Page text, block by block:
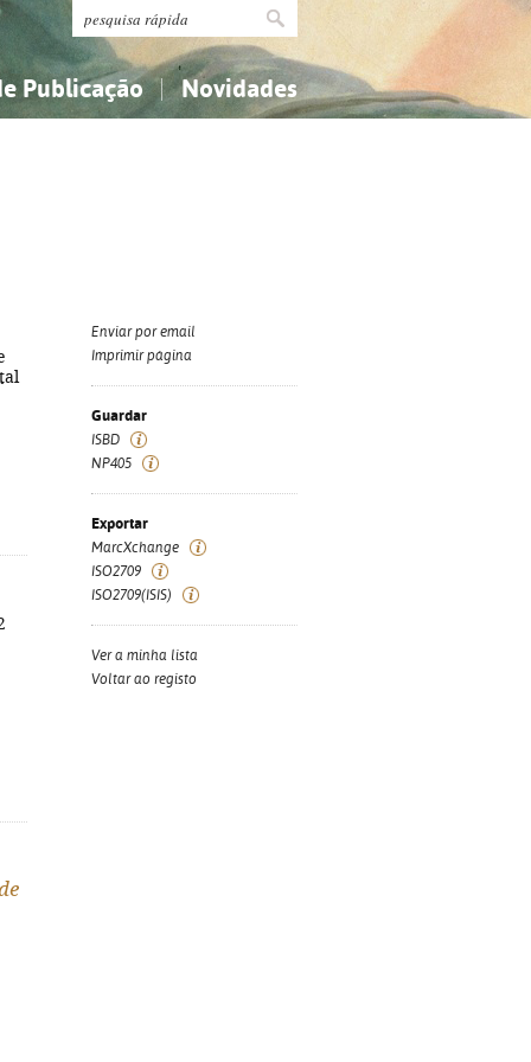
Publicação Novidades
Enviar por email
Imprimir página
Guardar
ISBD
NP405
Exportar
MarcXchange
ISO2709
ISO2709(ISIS)
Ver a minha lista
Voltar ao registo